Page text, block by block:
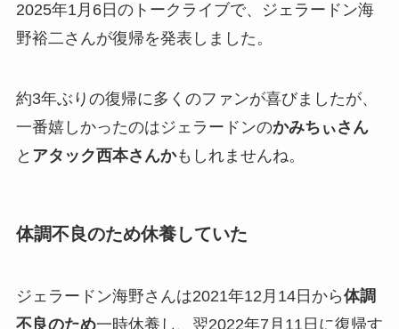
2025年1月6日のトークライブで、ジェラードン海
野裕二さんが復帰を発表しました。
約3年ぶりの復帰に多くのファンが喜びましたが、
一番嬉しかったのはジェラードンのかみちぃさん
と アタック西本さんかもしれませんね。
体調不良のため休養していた
ジェラードン海野さんは2021年12月14日から体調
不良のため一時休養し、翌2022年7月11日に復帰す